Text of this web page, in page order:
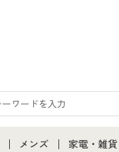
メンズ 家電・雑貨